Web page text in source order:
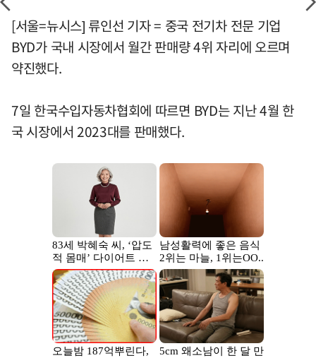
[서울=뉴시스] 류인선 기자 = 중국 전기차 전문 기업
BYD가 국내 시장에서 월간 판매량 4위 자리에 오르며
약진했다.
7일 한국수입자동차협회에 따르면 BYD는 지난 4월 한
국 시장에서 2023대를 판매했다.